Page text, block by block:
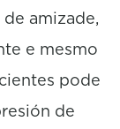
amizade,
e mesmo
pode
de